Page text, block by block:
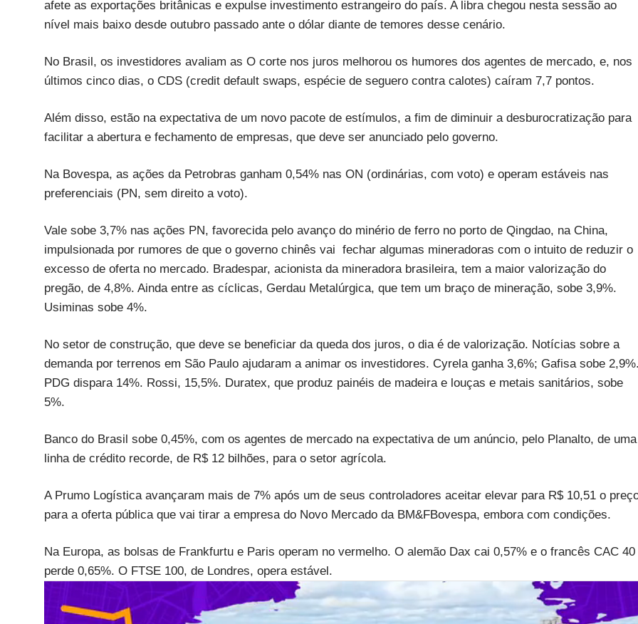
afete as exportações britânicas e expulse investimento estrangeiro do país. A libra chegou nesta sessão ao
nível mais baixo desde outubro passado ante o dólar diante de temores desse cenário.
No Brasil, os investidores avaliam as O corte nos juros melhorou os humores dos agentes de mercado, e, nos
últimos cinco dias, o CDS (credit default swaps, espécie de seguero contra calotes) caíram 7,7 pontos.
Além disso, estão na expectativa de um novo pacote de estímulos, a fim de diminuir a desburocratização para
facilitar a abertura e fechamento de empresas, que deve ser anunciado pelo governo.
Na Bovespa, as ações da Petrobras ganham 0,54% nas ON (ordinárias, com voto) e operam estáveis nas
preferenciais (PN, sem direito a voto).
Vale sobe 3,7% nas ações PN, favorecida pelo avanço do minério de ferro no porto de Qingdao, na China,
impulsionada por rumores de que o governo chinês vai fechar algumas mineradoras com o intuito de reduzir o
excesso de oferta no mercado. Bradespar, acionista da mineradora brasileira, tem a maior valorização do
pregão, de 4,8%. Ainda entre as cíclicas, Gerdau Metalúrgica, que tem um braço de mineração, sobe 3,9%.
Usiminas sobe 4%.
No setor de construção, que deve se beneficiar da queda dos juros, o dia é de valorização. Notícias sobre a
demanda por terrenos em São Paulo ajudaram a animar os investidores. Cyrela ganha 3,6%; Gafisa sobe
PDG dispara 14%. Rossi, 15,5%. Duratex, que produz painéis de madeira e louças e metais sanitários, sobe
5%.
Banco do Brasil sobe 0,45%, com os agentes de mercado na expectativa de um anúncio, pelo Planalto, de uma
linha de crédito recorde, de R$ 12 bilhões, para o setor agrícola.
A Prumo Logística avançaram mais de 7% após um de seus controladores aceitar elevar para R$ 10,51 o
para a oferta pública que vai tirar a empresa do Novo Mercado da BM&FBovespa, embora com condições.
Na Europa, as bolsas de Frankfurtu e Paris operam no vermelho. O alemão Dax cai 0,57% e o francês CAC 40
perde 0,65%. O FTSE 100, de Londres, opera estável.